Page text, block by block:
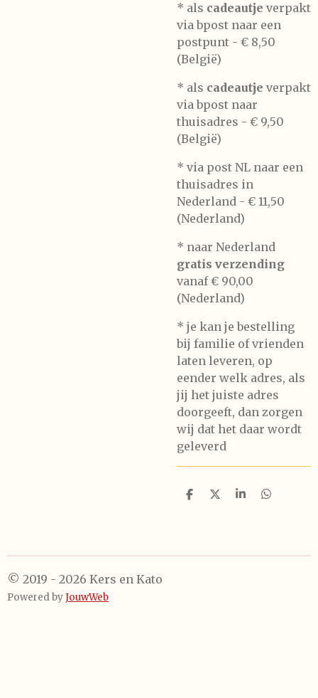
* als cadeautje verpakt
via bpost naar een
postpunt - € 8,50
(België)
* als cadeautje verpakt
via bpost naar
thuisadres - € 9,50
(België)
* via post NL naar een
thuisadres in
Nederland - € 11,50
(Nederland)
* naar Nederland
gratis verzending
vanaf € 90,00
(Nederland)
* je kan je bestelling
bij familie of vrienden
laten leveren, op
eender welk adres, als
jij het juiste adres
doorgeeft, dan zorgen
wij dat het daar wordt
geleverd
D
D
S
D
© 2019 - 2026 Kers en Kato
Powered byJouwWeb